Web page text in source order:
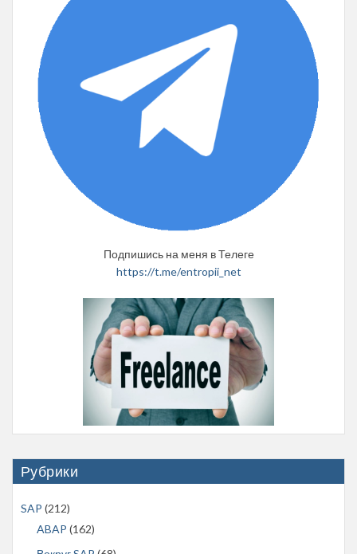
Подпишись на меня в Телеге
https://t.me/entropii_net
Рубрики
SAP (212)
ABAP (162)